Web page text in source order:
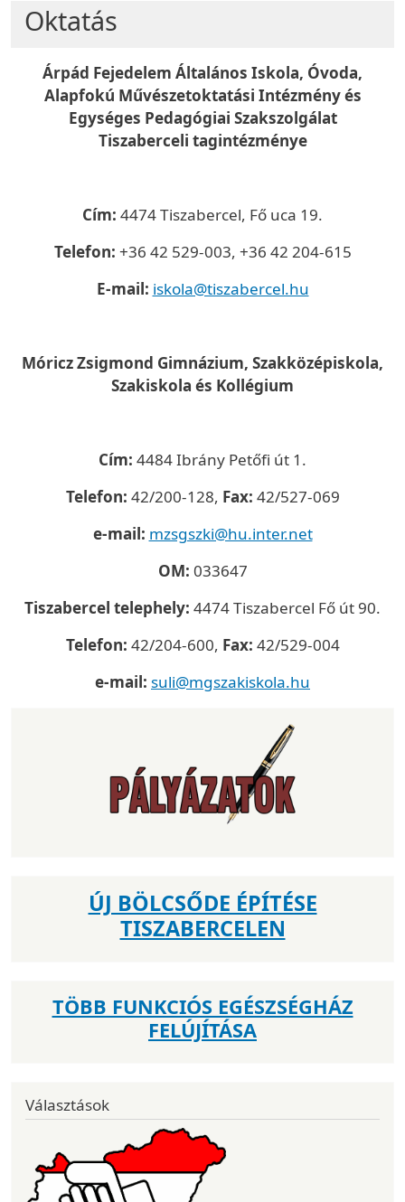
Oktatás
Árpád Fejedelem Általános Iskola, Óvoda,
Alapfokú Művészetoktatási Intézmény és
Egységes Pedagógiai Szakszolgálat
Tiszaberceli tagintézménye
Cím: 4474 Tiszabercel, Fő uca 19.
Telefon: +36 42 529-003, +36 42 204-615
E-mail: iskola@tiszabercel.hu
Móricz Zsigmond Gimnázium, Szakközépiskola,
Szakiskola és Kollégium
Cím: 4484 Ibrány Petőfi út 1.
Telefon: 42/200-128, Fax: 42/527-069
e-mail: mzsgszki@hu.inter.net
OM: 033647
Tiszabercel telephely: 4474 Tiszabercel Fő út 90.
Telefon: 42/204-600, Fax: 42/529-004
e-mail: suli@mgszakiskola.hu
ÚJ BÖLCSŐDE ÉPÍTÉSE
TISZABERCELEN
TÖBB FUNKCIÓS EGÉSZSÉGHÁZ
FELÚJÍTÁSA
Választások